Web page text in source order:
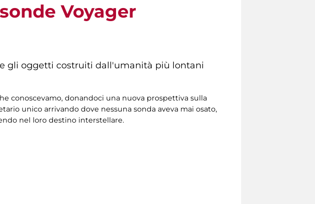
Voyager
gli oggetti costruiti dall'umanità più lontani
conoscevamo, donandoci una nuova prospettiva sulla
unico arrivando dove nessuna sonda aveva mai osato,
nel loro destino interstellare.